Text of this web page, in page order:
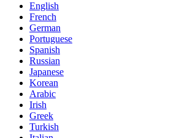
English
French
German
Portuguese
Spanish
Russian
Japanese
Korean
Arabic
Irish
Greek
Turkish